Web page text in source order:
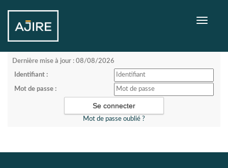
Toggle
Dernière mise à jour : 08/08/2026
Identifiant :
Mot de passe :
Mot de passe oublié ?